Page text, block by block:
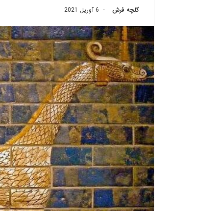
گلچه فرش 6 آوریل 2021